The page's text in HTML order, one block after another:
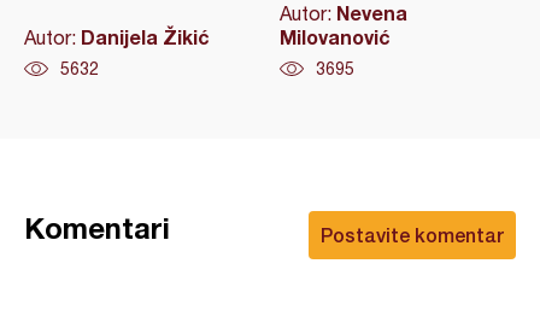
Autor: Danijela Žikić
5632
Autor: Nevena
Milovanović
3695
Postavite komentar
Komentari